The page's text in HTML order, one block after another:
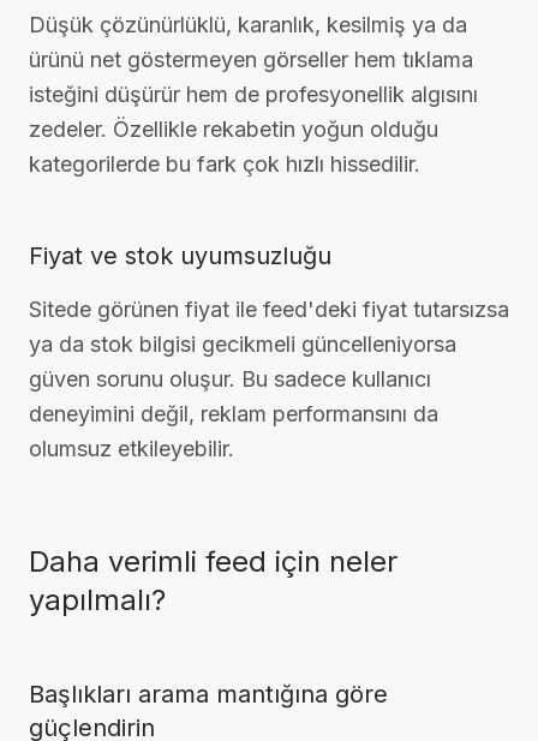
Düşük çözünürlüklü, karanlık, kesilmiş ya da
ürünü net göstermeyen görseller hem tıklama
isteğini düşürür hem de profesyonellik algısını
zedeler. Özellikle rekabetin yoğun olduğu
kategorilerde bu fark çok hızlı hissedilir.
Fiyat ve stok uyumsuzluğu
Sitede görünen fiyat ile feed'deki fiyat tutarsızsa
ya da stok bilgisi gecikmeli güncelleniyorsa
güven sorunu oluşur. Bu sadece kullanıcı
deneyimini değil, reklam performansını da
olumsuz etkileyebilir.
Daha verimli feed için neler
yapılmalı?
Başlıkları arama mantığına göre
güçlendirin